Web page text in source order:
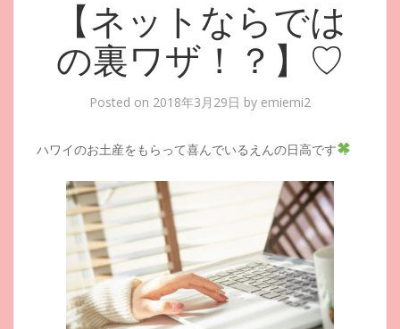
【ネットならでは
の裏ワザ！？】♡
Posted on 2018年3月29日 by emiemi2
ハワイのお土産をもらって喜んでいるえんの日高です